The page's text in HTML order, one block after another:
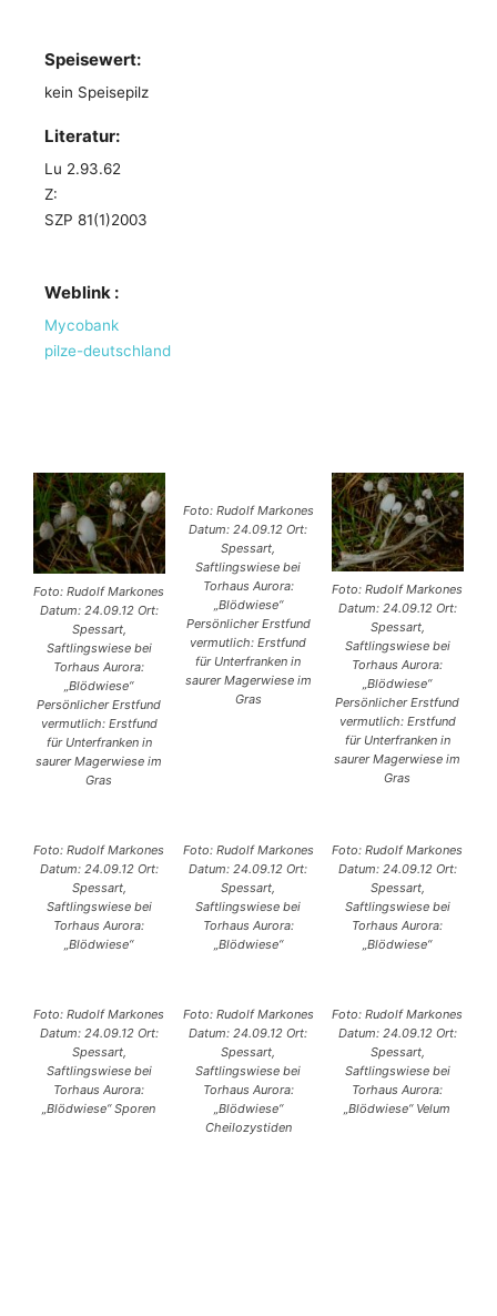
Speisewert:
kein Speisepilz
Literatur:
Lu 2.93.62
Z:
SZP 81(1)2003
Weblink :
Mycobank
pilze-deutschland
Foto: Rudolf Markones
Datum: 24.09.12 Ort:
Spessart,
Saftlingswiese bei
Torhaus Aurora:
„Blödwiese“
Persönlicher Erstfund
vermutlich: Erstfund
für Unterfranken in
saurer Magerwiese im
Gras
Foto: Rudolf Markones
Datum: 24.09.12 Ort:
Spessart,
Saftlingswiese bei
Torhaus Aurora:
„Blödwiese“
Persönlicher Erstfund
vermutlich: Erstfund
für Unterfranken in
saurer Magerwiese im
Gras
Foto: Rudolf Markones
Datum: 24.09.12 Ort:
Spessart,
Saftlingswiese bei
Torhaus Aurora:
„Blödwiese“
Persönlicher Erstfund
vermutlich: Erstfund
für Unterfranken in
saurer Magerwiese im
Gras
Foto: Rudolf Markones
Datum: 24.09.12 Ort:
Spessart,
Saftlingswiese bei
Torhaus Aurora:
„Blödwiese“
Foto: Rudolf Markones
Datum: 24.09.12 Ort:
Spessart,
Saftlingswiese bei
Torhaus Aurora:
„Blödwiese“
Foto: Rudolf Markones
Datum: 24.09.12 Ort:
Spessart,
Saftlingswiese bei
Torhaus Aurora:
„Blödwiese“
Foto: Rudolf Markones
Datum: 24.09.12 Ort:
Spessart,
Saftlingswiese bei
Torhaus Aurora:
„Blödwiese“ Sporen
Foto: Rudolf Markones
Datum: 24.09.12 Ort:
Spessart,
Saftlingswiese bei
Torhaus Aurora:
„Blödwiese“
Cheilozystiden
Foto: Rudolf Markones
Datum: 24.09.12 Ort:
Spessart,
Saftlingswiese bei
Torhaus Aurora:
„Blödwiese“ Velum